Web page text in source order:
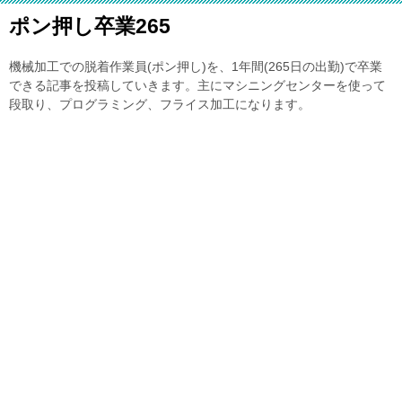
ポン押し卒業265
機械加工での脱着作業員(ポン押し)を、1年間(265日の出勤)で卒業
できる記事を投稿していきます。主にマシニングセンターを使って
段取り、プログラミング、フライス加工になります。